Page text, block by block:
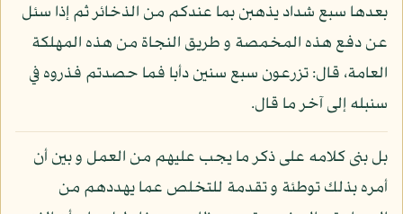
بعدها سبع شداد يذهبن بما عندكم من الذخائر ثم إذا سئل
عن دفع هذه المخمصة و طريق النجاة من هذه المهلكة
العامة، قال: تزرعون سبع سنين دأبا فما حصدتم فذروه في
سنبله إلى آخر ما قال.
بل بنى كلامه على ذكر ما يجب عليهم من العمل و بين أن
أمره بذلك توطئة و تقدمة للتخلص عما يهددهم من